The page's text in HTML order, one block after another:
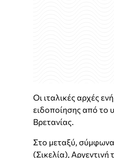
Οι ιταλικές αρχές
ειδοποίησης από το
Βρετανίας.
Στο μεταξύ,
(Σικελία), Αργεντινή